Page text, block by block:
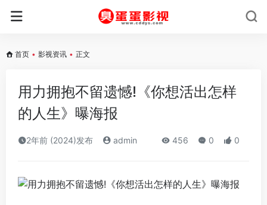
首页 • 影视资讯 • 正文
用力拥抱不留遗憾!《你想活出怎样
的人生》曝海报
2年前 (2024)发布 admin 456 0 0